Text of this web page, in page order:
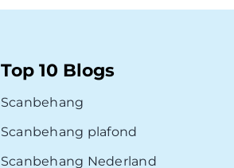
Top 10 Blogs
Scanbehang
Scanbehang plafond
Scanbehang Nederland